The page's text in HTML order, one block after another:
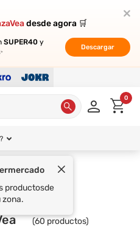
desde agora 🛒
SUPER40 y
Descargar
desde agora 🛒
SUPER40 y
Descargar
0
productosde
zona.
(60 productos)